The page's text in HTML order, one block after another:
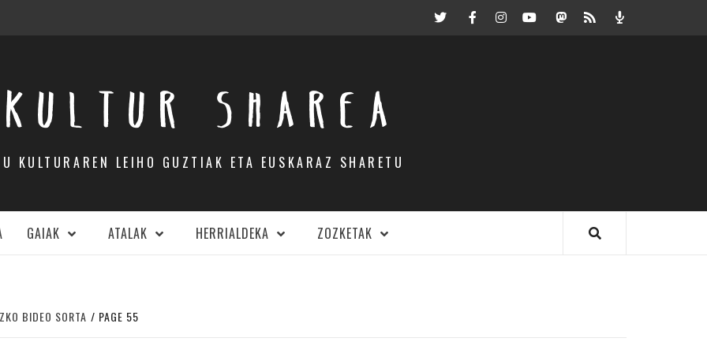
TwitterFacebookInstagramYoutubeMastodon.eus
RSS Podcast
KULTUR SHAREA
KULTURAREN LEIHO GUZTIAK ETA EUSKARAZ SHARETU
GAIAK ATALAK HERRIALDEKA ZOZKETAK
BIDEO SORTA PAGE 55